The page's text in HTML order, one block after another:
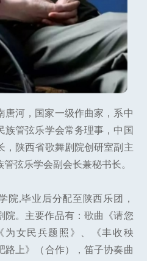
唐河，国家一级作曲家，系中
族管弦乐学会常务理事，中国
，陕西省歌舞剧院创研室副主
弦乐学会副会长兼秘书长。
院,毕业后分配至陕西乐团，
院。主要作品有：歌曲《请您
为女民兵题照》、《丰收秧
路上》（合作），笛子协奏曲